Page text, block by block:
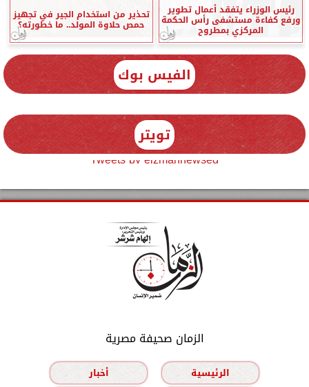
رئيس الوزراء يتفقد أعمال تطوير
ورفع كفاءة مستشفى رأس الحكمة
المركزي بمطروح
تحذير من استخدام الجير في تجهيز
حمص حلاوة المولد.. ما خطورته؟
الفيس بوك
تويتر
Tweets by elzmannewseg
الزمان صحيفة مصرية
الرئيسية
أخبار